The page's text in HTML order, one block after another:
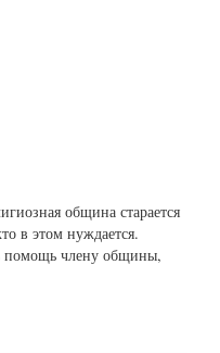
община старается
в этом нуждается.
помощь члену общины,